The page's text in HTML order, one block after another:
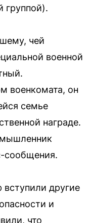
группой).
чей
военной
военкомата, он
семье
награде.
сообщения.
вступили другие
и
что